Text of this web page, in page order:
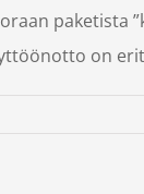
paketista
on